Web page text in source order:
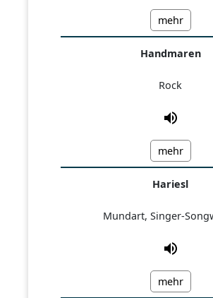
mehr
Handmaren
Rock
mehr
Hariesl
Mundart, Singer-
mehr